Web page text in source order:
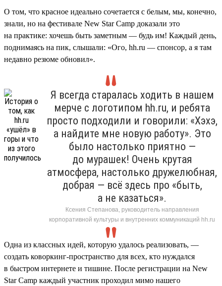
О том, что красное идеально сочетается с белым, мы, конечно,
знали, но на фестивале New Star Camp доказали это
на практике: хочешь быть заметным — будь им! Каждый день,
поднимаясь на пик, слышали: «Ого, hh.ru — спонсор, а я там
недавно резюме обновил».
Я всегда старалась ходить в нашем
мерче с логотипом hh.ru, и ребята
просто подходили и говорили: «Хэхэ,
а найдите мне новую работу». Это
было настолько приятно —
до мурашек! Очень крутая
атмосфера, настолько дружелюбная,
добрая — всё здесь про «быть,
а не казаться».
Ксения Степанова, руководитель направления
корпоративной культуры и внутренних коммуникаций hh.ru
Одна из классных идей, которую удалось реализовать, —
создать коворкинг-пространство для всех, кто нуждался
в быстром интернете и тишине. После регистрации на New
Star Camp каждый участник проходил мимо нашего